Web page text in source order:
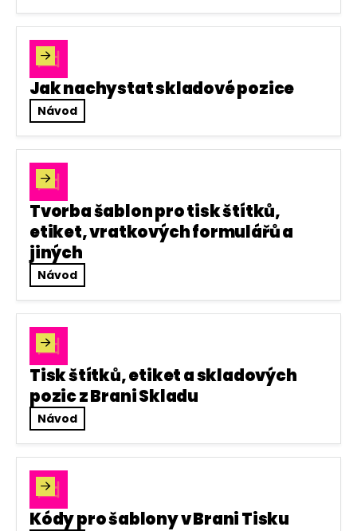
Jak nachystat skladové pozice
Návod

Tvorba šablon pro tisk štítků,
etiket, vratkových formulářů a
jiných
Návod

Tisk štítků, etiket a skladových
pozic z Brani Skladu
Návod

Kódy pro šablony v Brani Tisku
